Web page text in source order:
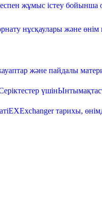
жұмыс істеу бойынша
нұсқаулары және өнім
және пайдалы
үшін
iEXExchanger тарихы,